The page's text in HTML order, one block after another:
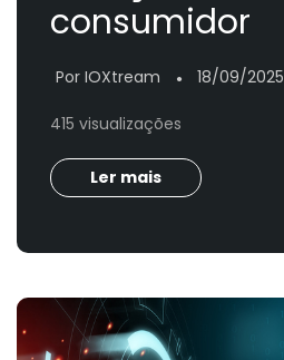
consumidor
Por IOXtream ● 18/09/2025
415 visualizações
Ler mais